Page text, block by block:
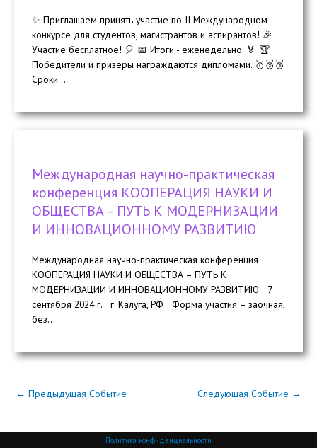
✨ Приглашаем принять участие во II Международном
конкурсе для студентов, магистрантов и аспирантов! 🎉
Участие бесплатное! 🎈 📅 Итоги - еженедельно. 🏅 🏆
Победители и призеры награждаются дипломами. 🥇🥈🥉
Сроки...
Международная научно-практическая
конференция КООПЕРАЦИЯ НАУКИ И
ОБЩЕСТВА – ПУТЬ К МОДЕРНИЗАЦИИ
И ИННОВАЦИОННОМУ РАЗВИТИЮ
Международная научно-практическая конференция
КООПЕРАЦИЯ НАУКИ И ОБЩЕСТВА – ПУТЬ К
МОДЕРНИЗАЦИИ И ИННОВАЦИОННОМУ РАЗВИТИЮ 7
сентября 2024 г. г. Калуга, РФ Форма участия – заочная,
без...
← Предыдущая Событие Следующая Событие →
Политика конфиденциальности